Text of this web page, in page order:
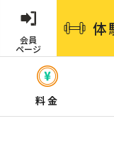
会員
ページ
体
料金